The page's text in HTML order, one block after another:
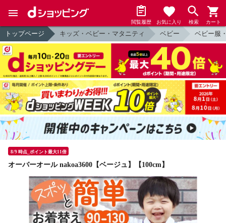
閲覧履歴 お気に入り 検索 カート
トップページ キッズ・ベビー・マタニティ ベビー ベビー服
8/9 時点_ポイント最大11倍
オーバーオール nakoa3600【ベージュ】【100cm】